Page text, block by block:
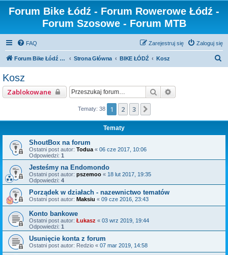
Forum Bike Łódź - Forum Rowerowe Łódź -
Forum Szosowe - Forum MTB
FAQ Zaloguj się
Zarejestruj się
Forum Bike Łódź - Forum Rowerowe Łódź - Forum Szosowe - Forum MTB Strona Główna BIKE ŁÓDŹ Kosz
Kosz
Zablokowane Szukaj
Tematy: 38 1 2 3
Tematy
ShoutBox na forum
Ostatni post autor: Todua « 06 cze 2017, 10:06
Odpowiedzi: 1
Jesteśmy na Endomondo
Ostatni post autor: pszemoo « 18 lut 2017, 19:35
Odpowiedzi: 4
Porządek w działach - nazewnictwo tematów
Ostatni post autor: Maksiu « 09 cze 2016, 23:43
Konto bankowe
Ostatni post autor: Łukasz « 03 wrz 2019, 19:44
Odpowiedzi: 1
Usunięcie konta z forum
Ostatni post autor: Redzio « 07 mar 2019, 14:58